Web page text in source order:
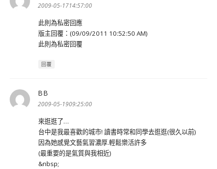
示:
2009-05-1714:57:00
此則為私密回應
版主回覆：(09/09/2011 10:52:50 AM)
此則為私密回覆
回覆
BB
示:
2009-05-1909:25:00
來逛逛了…
台中是我最喜歡的城市! 讀書時常和同學去逛逛(很久以前)
因為她感覺文藝氣習濃厚.輕鬆樂活許多
(最重要的是氣質與我相近)
&nbsp;